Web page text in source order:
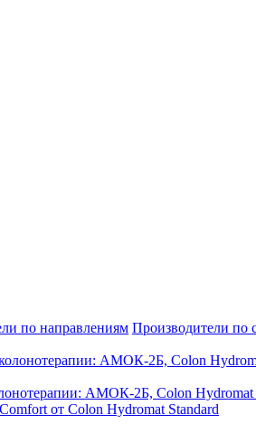
по направлениям Производители по
АМОК-2Б, Colon Hydromat